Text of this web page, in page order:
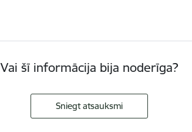
Vai šī informācija bija noderīga?
Sniegt atsauksmi